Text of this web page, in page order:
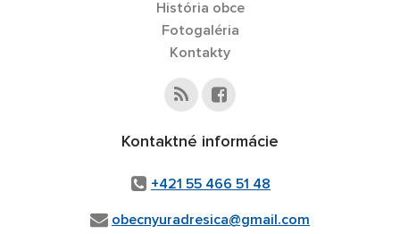
História obce
Fotogaléria
Kontakty
Kontaktné informácie
+421 55 466 51 48
obecnyuradresica@gmail.com